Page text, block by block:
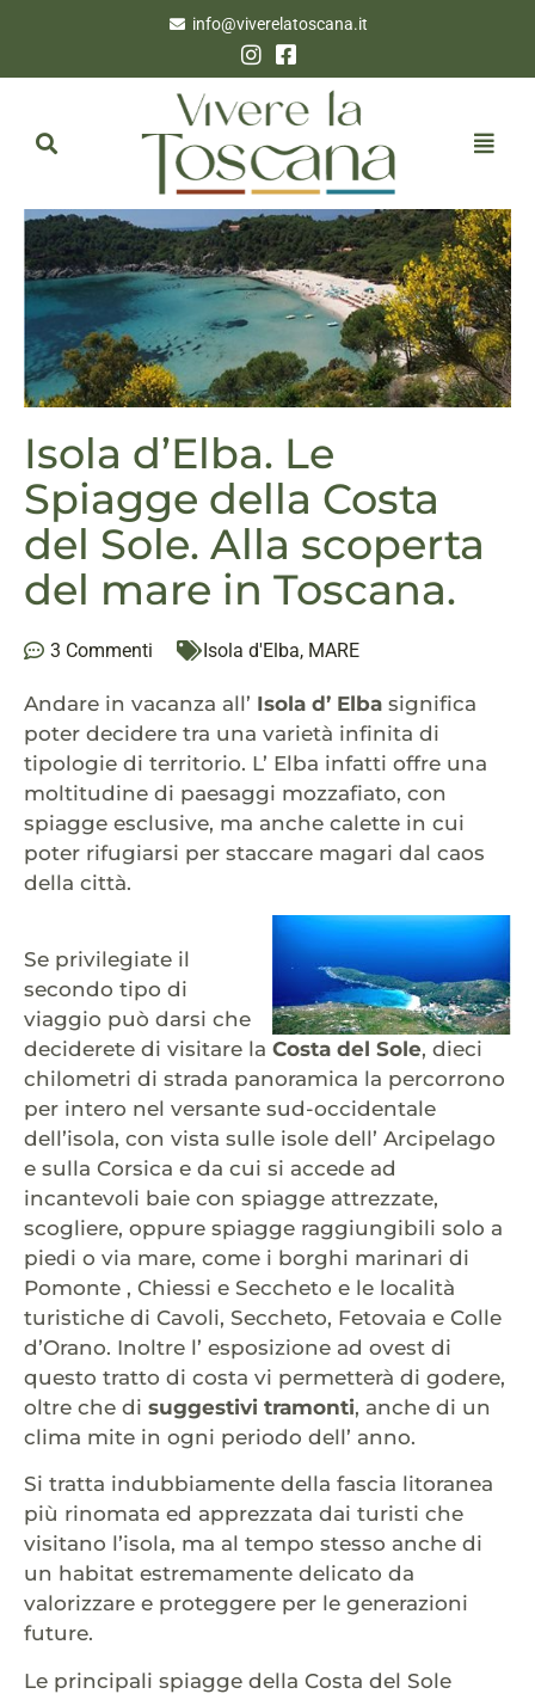
info@viverelatoscana.it
Isola d’Elba. Le
Spiagge della Costa
del Sole. Alla scoperta
del mare in Toscana.
3 Commenti Isola d'Elba, MARE
Andare in vacanza all’ Isola d’ Elba significa
poter decidere tra una varietà infinita di
tipologie di territorio. L’ Elba infatti offre una
moltitudine di paesaggi mozzafiato, con
spiagge esclusive, ma anche calette in cui
poter rifugiarsi per staccare magari dal caos
della città.
Se privilegiate il
secondo tipo di
viaggio può darsi che
deciderete di visitare la Costa del Sole, dieci
chilometri di strada panoramica la percorrono
per intero nel versante sud-occidentale
dell’isola, con vista sulle isole dell’ Arcipelago
e sulla Corsica e da cui si accede ad
incantevoli baie con spiagge attrezzate,
scogliere, oppure spiagge raggiungibili solo a
piedi o via mare, come i borghi marinari di
Pomonte , Chiessi e Seccheto e le località
turistiche di Cavoli, Seccheto, Fetovaia e Colle
d’Orano. Inoltre l’ esposizione ad ovest di
questo tratto di costa vi permetterà di godere,
oltre che di suggestivi tramonti, anche di un
clima mite in ogni periodo dell’ anno.
Si tratta indubbiamente della fascia litoranea
più rinomata ed apprezzata dai turisti che
visitano l’isola, ma al tempo stesso anche di
un habitat estremamente delicato da
valorizzare e proteggere per le generazioni
future.
Le principali spiagge della Costa del Sole